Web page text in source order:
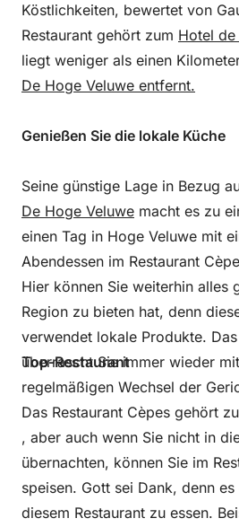
Köstlichkeiten, bewertet von
Restaurant gehört zum Hotel
liegt weniger als einen
De Hoge Veluwe entfernt.
Genießen Sie die lokale Küche
Seine günstige Lage in Bezug
De Hoge Veluwe macht es zu
einen Tag in Hoge Veluwe mit
Abendessen im Restaurant
Hier können Sie weiterhin alles
Region zu bieten hat, denn
verwendet lokale Produkte.
überrascht Sie immer wieder
regelmäßigen Wechsel der
Top-Restaurant
Das Restaurant Cèpes gehört
, aber auch wenn Sie nicht in
übernachten, können Sie im
speisen. Gott sei Dank, denn
diesem Restaurant zu essen.